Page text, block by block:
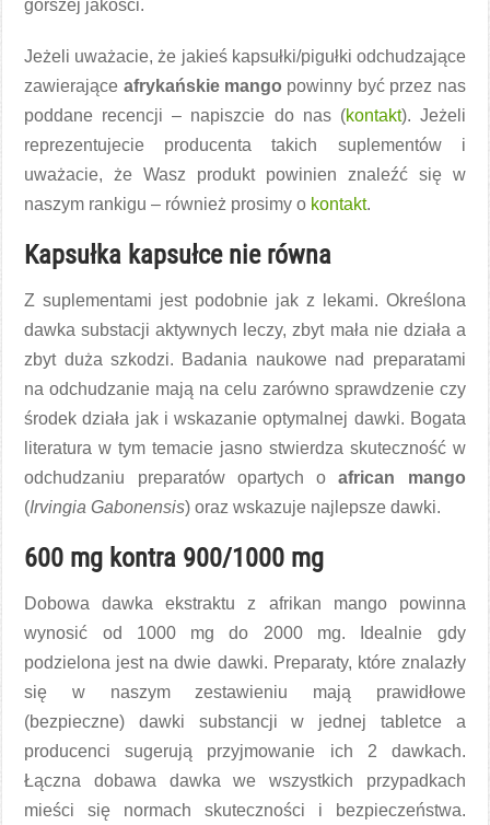
gorszej jakości.
Jeżeli uważacie, że jakieś kapsułki/pigułki odchudzające
zawierające afrykańskie mango powinny być przez nas
poddane recencji – napiszcie do nas (kontakt). Jeżeli
reprezentujecie producenta takich suplementów i
uważacie, że Wasz produkt powinien znaleźć się w
naszym rankigu – również prosimy o kontakt.
Kapsułka kapsułce nie równa
Z suplementami jest podobnie jak z lekami. Określona
dawka substacji aktywnych leczy, zbyt mała nie działa a
zbyt duża szkodzi. Badania naukowe nad preparatami
na odchudzanie mają na celu zarówno sprawdzenie czy
środek działa jak i wskazanie optymalnej dawki. Bogata
literatura w tym temacie jasno stwierdza skuteczność w
odchudzaniu preparatów opartych oafrican mango
(Irvingia Gabonensis) oraz wskazuje najlepsze dawki.
600 mg kontra 900/1000 mg
Dobowa dawka ekstraktu z afrikan mango powinna
wynosić od 1000 mg do 2000 mg. Idealnie gdy
podzielona jest na dwie dawki. Preparaty, które znalazły
się w naszym zestawieniu mają prawidłowe
(bezpieczne) dawki substancji w jednej tabletce a
producenci sugerują przyjmowanie ich 2 dawkach.
Łączna dobawa dawka we wszystkich przypadkach
mieści się normach skuteczności i bezpieczeństwa.